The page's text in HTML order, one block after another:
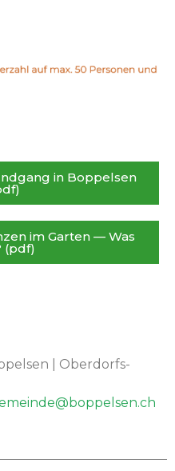
in Bop­pelsen
im Garten — Was
(pdf)
| Ober­dorf­s­